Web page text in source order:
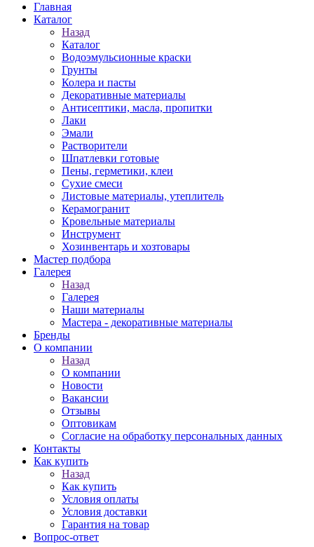
Главная
Каталог
Назад
Каталог
Водоэмульсионные краски
Грунты
Колера и пасты
Декоративные материалы
Антисептики, масла, пропитки
Лаки
Эмали
Растворители
Шпатлевки готовые
Пены, герметики, клеи
Сухие смеси
Листовые материалы, утеплитель
Керамогранит
Кровельные материалы
Инструмент
Хозинвентарь и хозтовары
Мастер подбора
Галерея
Назад
Галерея
Наши материалы
Мастера - декоративные материалы
Бренды
О компании
Назад
О компании
Новости
Вакансии
Отзывы
Оптовикам
Cогласие на обработку персональных данных
Контакты
Как купить
Назад
Как купить
Условия оплаты
Условия доставки
Гарантия на товар
Вопрос-ответ